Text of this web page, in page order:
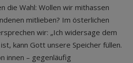
die Wahl: Wollen wir mithassen
mitlieben? Im österlichen
wir: „Ich widersage dem
kann Gott unsere Speicher füllen.
innen – gegenläufig